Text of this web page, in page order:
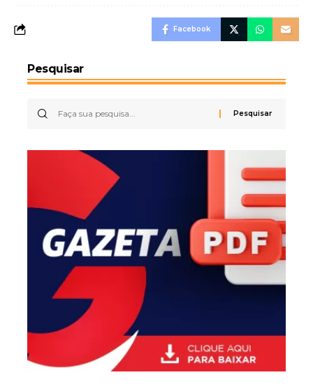
Facebook
Pesquisar